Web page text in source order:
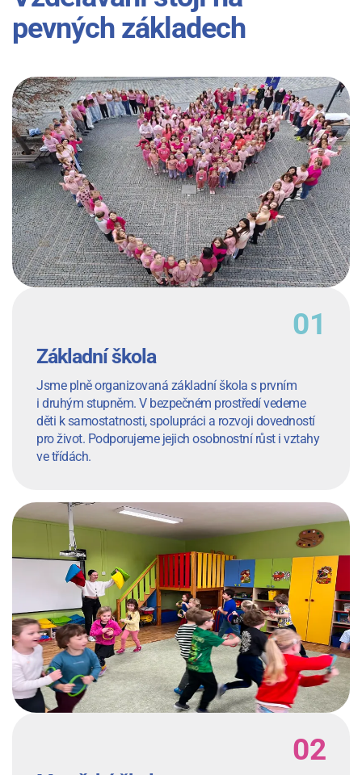
pevných základech
Základní škola
Jsme plně organizovaná základní škola s prvním
i druhým stupněm. V bezpečném prostředí vedeme
děti k samostatnosti, spolupráci a rozvoji dovedností
pro život. Podporujeme jejich osobnostní růst i vztahy
ve třídách.